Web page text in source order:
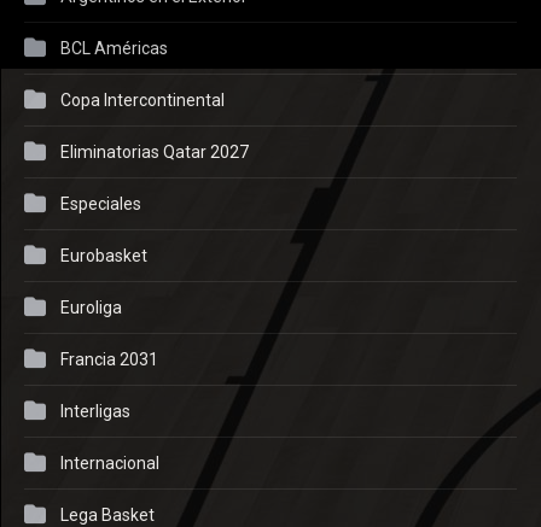
BCL Américas
Copa Intercontinental
Eliminatorias Qatar 2027
Especiales
Eurobasket
Euroliga
Francia 2031
Interligas
Internacional
Lega Basket